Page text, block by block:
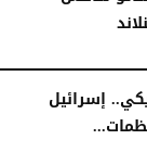
إسرائيل